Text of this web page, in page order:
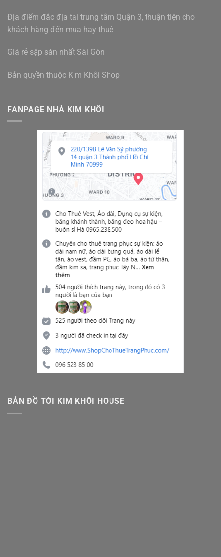
Địa điểm đắc địa tại trung tâm Quận 3, thuận tiện cho
khách hàng đến mua hay thuê
Giá rẻ sập sàn nhất Sài Gòn
Bản quyền thuộc Kim Khôi Shop
FANPAGE NHÀ KIM KHÔI
BẢN ĐỒ TỚI KIM KHÔI HOUSE